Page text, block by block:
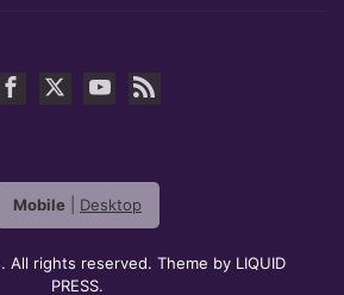
Mobile Desktop
. All rights reserved. Theme by LIQUID
PRESS.